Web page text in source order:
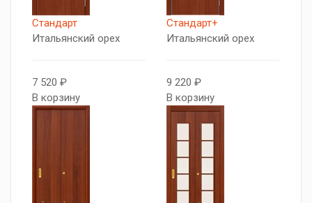
Стандарт
Итальянский орех
7 520 ₽
В корзину
Стандарт+
Итальянский орех
9 220 ₽
В корзину